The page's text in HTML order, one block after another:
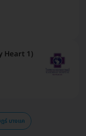
Heart 1)
ร์ บางแค